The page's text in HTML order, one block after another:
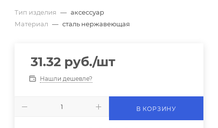
Тип изделия — аксессуар
Материал — сталь нержавеющая
31.32 руб./шт
Нашли дешевле?
В КОРЗИНУ